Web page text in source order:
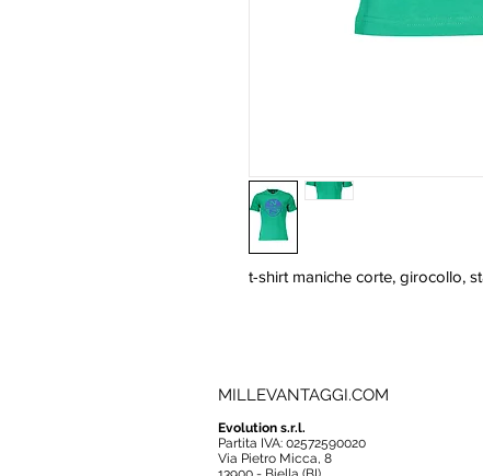
t-shirt maniche corte, girocollo,
MILLEVANTAGGI.COM
Evolution s.r.l.
Partita IVA: 02572590020
Via Pietro Micca, 8